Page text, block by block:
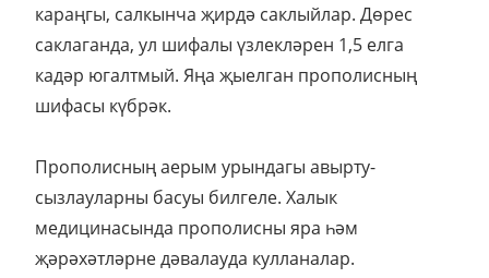
караңгы, салкынча җирдә саклыйлар. Дөрес
саклаганда, ул шифалы үзлекләрен 1,5 елга
кадәр югалтмый. Яңа җыелган прополисның
шифасы күбрәк.
Прополисның аерым урындагы авырту-
сызлауларны басуы билгеле. Халык
медицинасында прополисны яра һәм
җәрәхәтләрне дәвалауда кулланалар.